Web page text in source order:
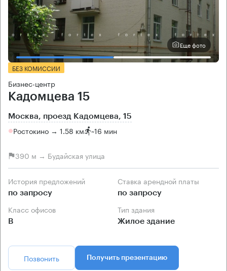
Еще фото
БЕЗ КОМИССИИ
Бизнес-центр
Кадомцева 15
Москва, проезд Кадомцева, 15
Ростокино → 1.58 км ~16 мин
390 м → Будайская улица
История предложений
по запросу
Ставка арендной платы
по запросу
Класс офисов
B
Тип здания
Жилое здание
Позвонить Получить презентацию